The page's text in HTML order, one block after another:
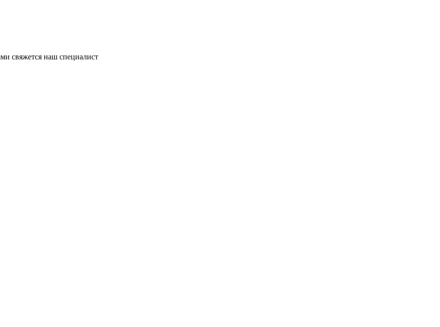
свяжется наш специалист